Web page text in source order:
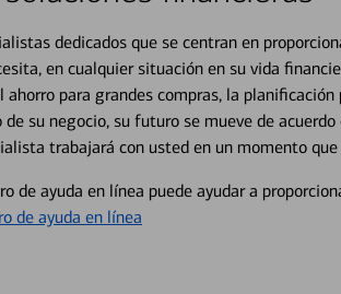
dedicados que se centran en
en cualquier situación en su vida
ahorro para grandes compras, la
su negocio, su futuro se mueve de acuerdo
trabajará con usted en un momento que
de ayuda en línea puede ayudar a
de ayuda en línea